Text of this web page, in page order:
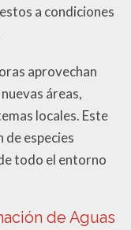
a condiciones
aprovechan
áreas,
locales. Este
de especies
todo el entorno
de Aguas